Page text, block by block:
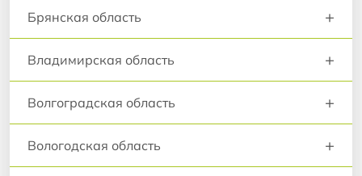
Брянская область +
Владимирская область +
Волгоградская область +
Вологодская область +